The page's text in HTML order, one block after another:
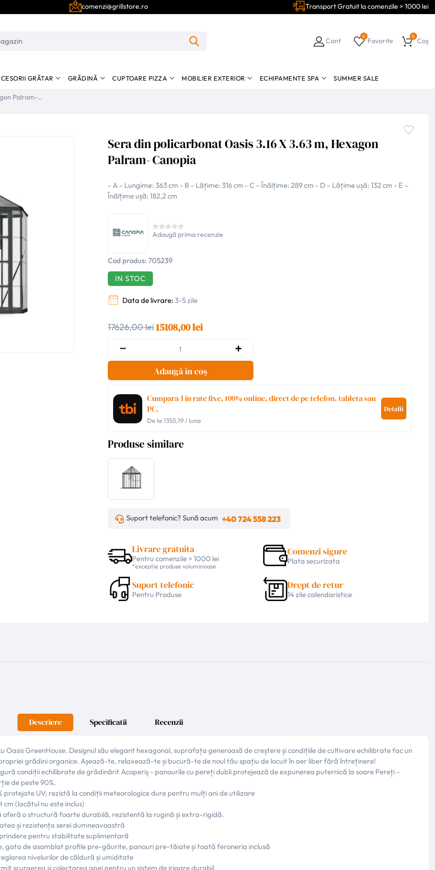
comenzi@grillstore.ro Transport Gratuit la comenzile > 1000 lei
Cont Favorite
0
Coș
0
GRĂTAR GRĂDINĂ CUPTOARE PIZZA MOBILIER EXTERIOR ECHIPAMENTE SPA SUMMER SALE
Sera din policarbonat Oasis 3.16 X 3.63 m, Hexagon
Palram- Canopia
- A – Lungime: 363 cm - B – Lățime: 316 cm - C – Înălțime: 289 cm - D – Lățime ușă: 132 cm - E –
Înălțime ușă: 182,2 cm
Adaugă prima recenzie
Cod produs: 705239
IN STOC
Data de livrare: 3-5 zile
17626,00 lei15108,00 lei
Adaugă în coș
Cumpara-l in rate fixe, 100% online, direct de pe telefon, tableta sau
PC.
De la 1355,19/ luna
Detalii
Produse similare
Suport telefonic? Sună acum +40 724 558 223
Livrare gratuita
Pentru comenzile > 1000 lei
*excepție produse voluminoase
Comenzi sigure
Plata securizata
Suport telefonic
Pentru Produse
Drept de retur
14 zile calendaristice
Descriere Specificatii Recenzii
GreenHouse. Designul său elegant hexagonal, suprafața generoasă de creștere și condițiile de cultivare echilibrate fac un
grădini organice. Așează-te, relaxează-te și bucură-te de noul tău spațiu de locuit în aer liber fără întreținere!
condiții echilibrate de grădinărit Acoperiș - panourile cu pereți dubli protejează de expunerea puternică la soare Pereți –
de peste 90%.
protejate UV; rezistă la condiții meteorologice dure pentru mulți ani de utilizare
cm (lacătul nu este inclus)
oferă o structură foarte durabilă, rezistentă la rugină și extra-rigidă.
și rezistența serei dumneavoastră
pentru stabilitate suplimentară
gata de asamblat profile pre-găurite, panouri pre-tăiate și toată feroneria inclusă
nivelurilor de căldură și umiditate
scurgerea și colectarea apei pentru un sistem de irigare durabil